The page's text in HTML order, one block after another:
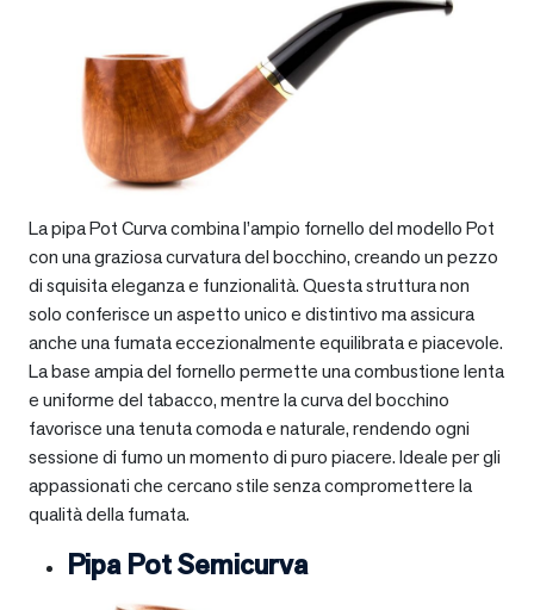
La pipa Pot Curva combina l’ampio fornello del modello Pot
con una graziosa curvatura del bocchino, creando un pezzo
di squisita eleganza e funzionalità. Questa struttura non
solo conferisce un aspetto unico e distintivo ma assicura
anche una fumata eccezionalmente equilibrata e piacevole.
La base ampia del fornello permette una combustione lenta
e uniforme del tabacco, mentre la curva del bocchino
favorisce una tenuta comoda e naturale, rendendo ogni
sessione di fumo un momento di puro piacere. Ideale per gli
appassionati che cercano stile senza compromettere la
qualità della fumata.
Pipa Pot Semicurva